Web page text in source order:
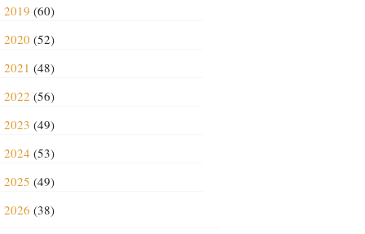
2019 (60)
2020 (52)
2021 (48)
2022 (56)
2023 (49)
2024 (53)
2025 (49)
2026 (38)